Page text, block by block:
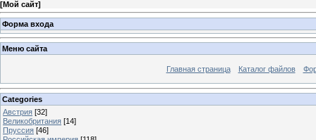
[Мой сайт]
Форма входа
Меню сайта
Главная страница Каталог файлов
Categories
Австрия [32]
Великобритания [14]
Пруссия [46]